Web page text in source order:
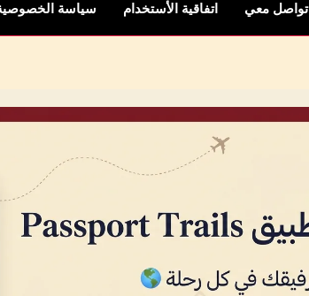
تواصل معي اتفاقية الأستخدام سياسة